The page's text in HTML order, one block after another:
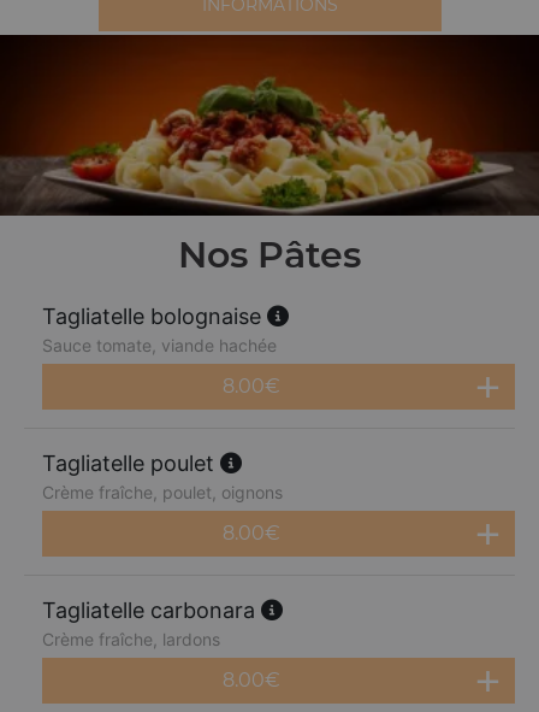
INFORMATIONS
Nos Pâtes
Tagliatelle bolognaise
Sauce tomate, viande hachée
8.00€
Tagliatelle poulet
Crème fraîche, poulet, oignons
8.00€
Tagliatelle carbonara
Crème fraîche, lardons
8.00€